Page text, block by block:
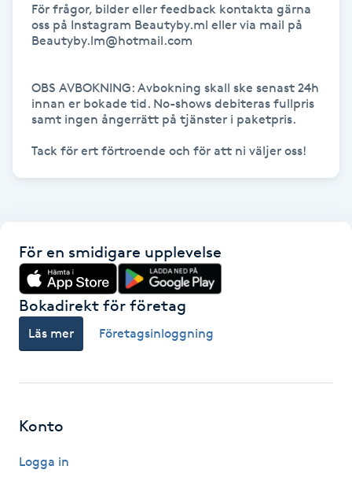
Hatha Yoga
Headspa
Hollywood Peel
Hot Stone Massage
För frågor, bilder eller feedback kontakta gärna
oss på Instagram Beautyby.ml eller via mail på
Beautyby.lm@hotmail.com
OBS AVBOKNING: Avbokning skall ske senast 24h
innan er bokade tid. No-shows debiteras fullpris
samt ingen ångerrätt på tjänster i paketpris.
Tack för ert förtroende och för att ni väljer oss!
För en smidigare upplevelse
Bokadirekt för företag
Läs mer Företagsinloggning
Konto
Logga in